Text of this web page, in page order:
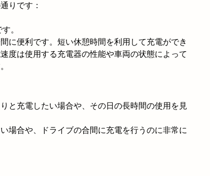
りです：
。
に便利です。短い休憩時間を利用して充電ができ
度は使用する充電器の性能や車両の状態によって
と充電したい場合や、その日の長時間の使用を見
場合や、ドライブの合間に充電を行うのに非常に